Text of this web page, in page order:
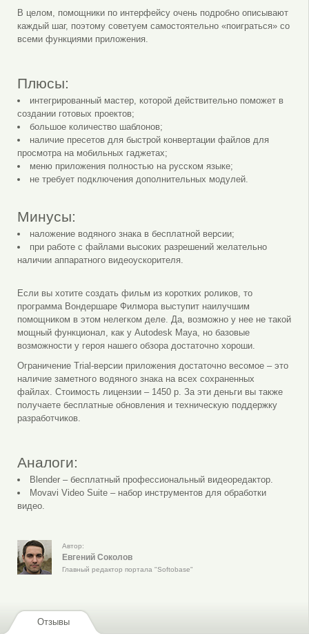
В целом, помощники по интерфейсу очень подробно описывают
каждый шаг, поэтому советуем самостоятельно «поиграться» со
всеми функциями приложения.
Плюсы:
интегрированный мастер, которой действительно поможет в
создании готовых проектов;
большое количество шаблонов;
наличие пресетов для быстрой конвертации файлов для
просмотра на мобильных гаджетах;
меню приложения полностью на русском языке;
не требует подключения дополнительных модулей.
Минусы:
наложение водяного знака в бесплатной версии;
при работе с файлами высоких разрешений желательно
наличии аппаратного видеоускорителя.
Если вы хотите создать фильм из коротких роликов, то
программа Вондершаре Филмора выступит наилучшим
помощником в этом нелегком деле. Да, возможно у нее не такой
мощный функционал, как у Autodesk Maya, но базовые
возможности у героя нашего обзора достаточно хороши.
Ограничение Trial-версии приложения достаточно весомое – это
наличие заметного водяного знака на всех сохраненных
файлах. Стоимость лицензии – 1450 р. За эти деньги вы также
получаете бесплатные обновления и техническую поддержку
разработчиков.
Аналоги:
Blender – бесплатный профессиональный видеоредактор.
Movavi Video Suite – набор инструментов для обработки
видео.
Автор:
Евгений Соколов
Главный редактор портала "Softobase"
Отзывы